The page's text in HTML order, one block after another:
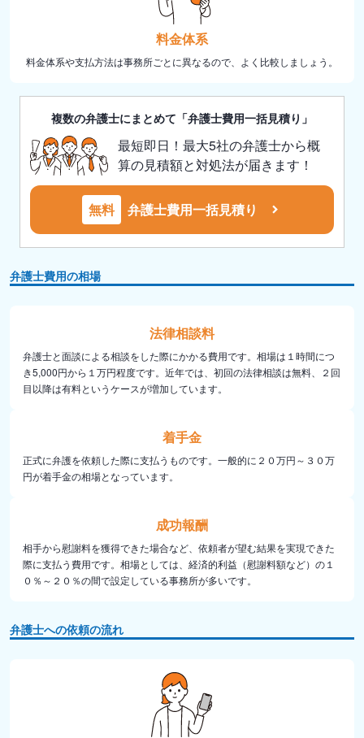
料金体系
料金体系や支払方法は事務所ごとに異なるので、よく比較しましょう。
複数の弁護士にまとめて「弁護士費用一括見積り」
最短即日！最大5社の弁護士から概
算の見積額と対処法が届きます！
無料 弁護士費用一括見積り
弁護士費用の相場
法律相談料
弁護士と面談による相談をした際にかかる費用です。相場は１時間につ
き5,000円から１万円程度です。近年では、初回の法律相談は無料、２回
目以降は有料というケースが増加しています。
着手金
正式に弁護を依頼した際に支払うものです。一般的に２０万円～３０万
円が着手金の相場となっています。
成功報酬
相手から慰謝料を獲得できた場合など、依頼者が望む結果を実現できた
際に支払う費用です。相場としては、経済的利益（慰謝料額など）の１
０％～２０％の間で設定している事務所が多いです。
弁護士への依頼の流れ